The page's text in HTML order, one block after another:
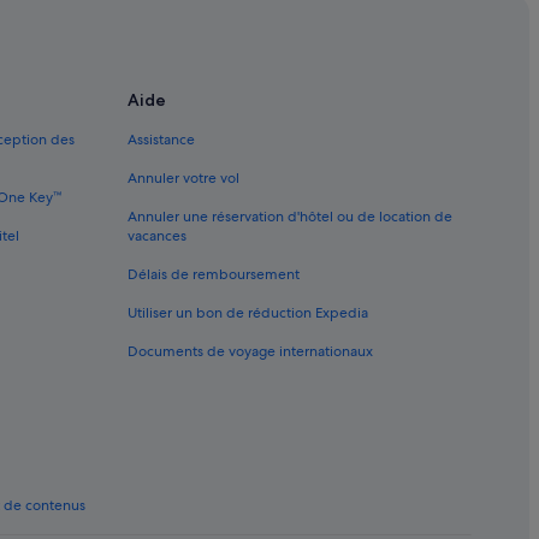
Chambres d’hôtes
hôtels à proximité
bar
parc aquatique
des
Key™
de contenus
Aide
Assistance
Annuler votre vol
Annuler une réservation d'hôtel ou de location de
vacances
Délais de remboursement
Utiliser un bon de réduction Expedia
Documents de voyage internationaux